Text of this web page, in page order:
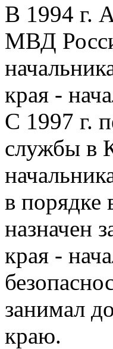
В 1994 г.
МВД
края -
С 1997 г.
службы в
в
назначен
края -
занимал
краю.